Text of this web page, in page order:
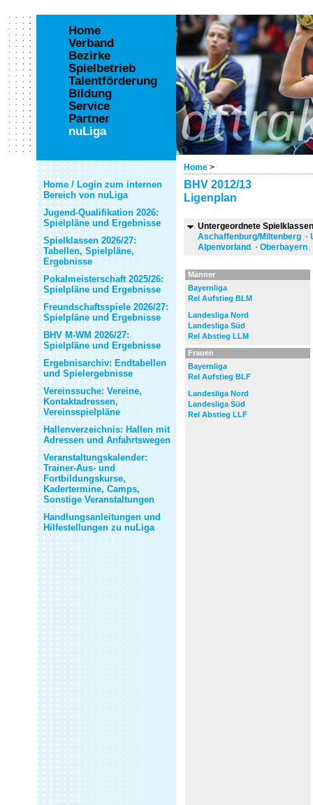
Home >
Home
Verband
Bezirke
Spielbetrieb
Talentförderung
Bildung
Service
Partner
nuLiga
Home / Login zum internen
Bereich von nuLiga
Jugend-Qualifikation 2026:
Spielpläne und Ergebnisse
Spielklassen 2026/27:
Tabellen, Spielpläne,
Ergebnisse
Pokalmeisterschaft 2025/26:
Spielpläne und Ergebnisse
Freundschaftsspiele 2026/27:
Spielpläne und Ergebnisse
BHV M-WM 2026/27:
Spielpläne und Ergebnisse
Ergebnisarchiv: Endtabellen
und Spielergebnisse
Vereinssuche: Vereine,
Kontaktadressen,
Vereinsspielpläne
Hallenverzeichnis: Hallen mit
Adressen und Anfahrtswegen
Veranstaltungskalender:
Trainer-Aus- und
Fortbildungskurse,
Kadertermine, Camps,
Sonstige Veranstaltungen
Handlungsanleitungen und
Hilfestellungen zu nuLiga
BHV 2012/13
Ligenplan
Untergeordnete Spielklassen
Aschaffenburg/Miltenberg
Alpenvorland
Oberbayern
Männer
Bayernliga
Rel Aufstieg BLM
Landesliga Nord
Landesliga Süd
Rel Abstieg LLM
Frauen
Bayernliga
Rel Aufstieg BLF
Landesliga Nord
Landesliga Süd
Rel Abstieg LLF